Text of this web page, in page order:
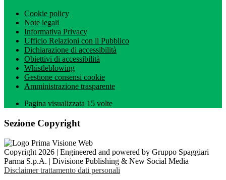
Cookie policy
Note legali
Informativa Privacy
Ufficio Relazioni con il Pubblico
Dichiarazione di accessibilità
Obiettivi di accessibilità
Whistleblowing
Gestione consensi cookie
Amministrazione trasparente
Pagina visualizzata 15 volte
Sezione Copyright
Copyright 2026 | Engineered and powered by Gruppo Spaggiari
Parma S.p.A. | Divisione Publishing & New Social Media
Disclaimer trattamento dati personali